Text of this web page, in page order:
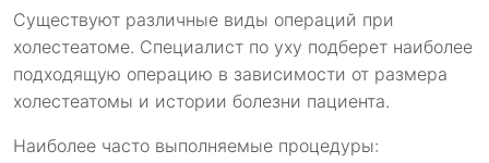
Существуют различные виды операций при
холестеатоме. Специалист по уху подберет наиболее
подходящую операцию в зависимости от размера
холестеатомы и истории болезни пациента.
Наиболее часто выполняемые процедуры: